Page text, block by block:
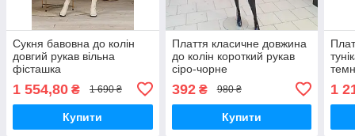
Сукня бавовна до колін
довгий рукав вільна
фісташка
1 554,80 ₴ 1 690 ₴
Купити
Плаття класичне довжина
до колін короткий рукав
сіро-чорне
392₴ 980 ₴
Купити
1